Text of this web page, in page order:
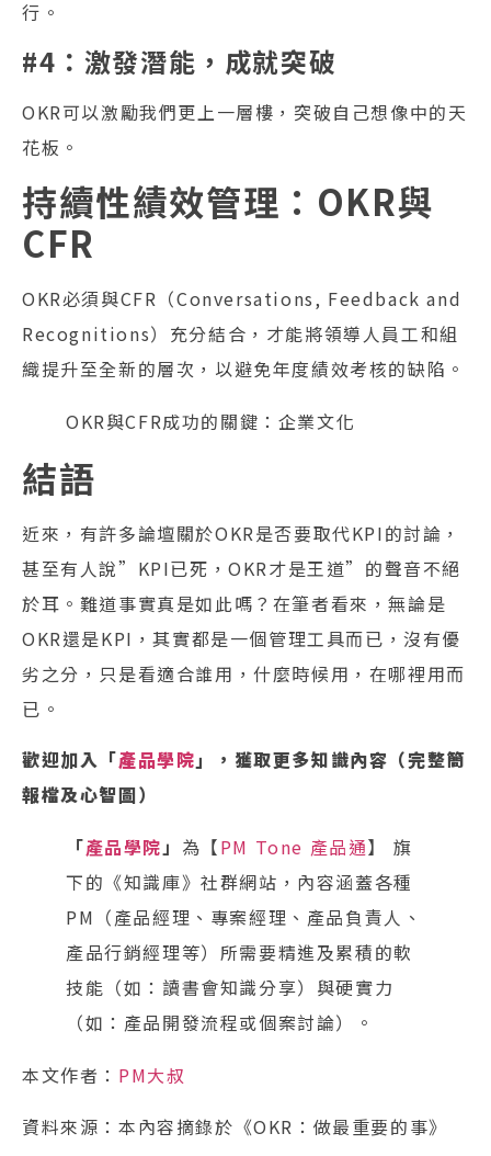
行。
#4：激發潛能，成就突破
OKR可以激勵我們更上一層樓，突破自己想像中的天
花板。
持續性績效管理：OKR與
CFR
OKR必須與CFR（Conversations, Feedback and
Recognitions）充分結合，才能將領導人員工和組
織提升至全新的層次，以避免年度績效考核的缺陷。
OKR與CFR成功的關鍵：企業文化
結語
近來，有許多論壇關於OKR是否要取代KPI的討論，
甚至有人說”KPI已死，OKR才是王道”的聲音不絕
於耳。難道事實真是如此嗎？在筆者看來，無論是
OKR還是KPI，其實都是一個管理工具而已，沒有優
劣之分，只是看適合誰用，什麼時候用，在哪裡用而
已。
歡迎加入「產品學院」，獲取更多知識內容（完整簡
報檔及心智圖）
「產品學院」 為【PM Tone 產品通】 旗
下的《知識庫》社群網站，內容涵蓋各種
PM（產品經理、專案經理、產品負責人、
產品行銷經理等）所需要精進及累積的軟
技能（如：讀書會知識分享）與硬實力
（如：產品開發流程或個案討論）。
本文作者： PM大叔
資料來源：本內容摘錄於《OKR：做最重要的事》